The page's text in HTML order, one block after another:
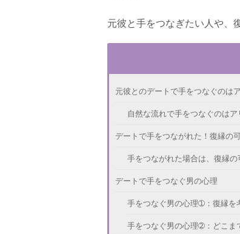
元彼と手をつなぎたい人や、
元彼とのデートで手をつなぐのは
自然な流れで手をつなぐのはア
デートで手をつながれた！復縁の
手をつながれた場合は、復縁の
デートで手をつなぐ男の心理
手をつなぐ男の心理➀：復縁を
手をつなぐ男の心理➁：どこま